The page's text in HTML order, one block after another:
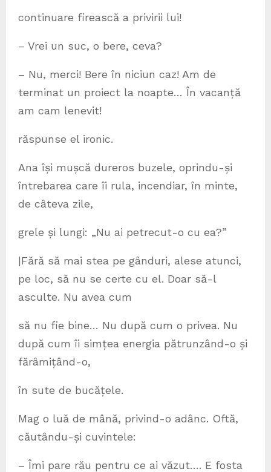
continuare firească a privirii lui!
– Vrei un suc, o bere, ceva?
– Nu, merci! Bere în niciun caz! Am de
terminat un proiect la noapte… În vacanță
am cam lenevit!
răspunse el ironic.
Ana își mușcă dureros buzele, oprindu-și
întrebarea care îi rula, incendiar, în minte,
de câteva zile,
grele și lungi: „Nu ai petrecut-o cu ea?”
|Fără să mai stea pe gânduri, alese atunci,
pe loc, să nu se certe cu el. Doar să-l
asculte. Nu avea cum
să nu fie bine… Nu după cum o privea. Nu
după cum îi simțea energia pătrunzând-o și
fărâmițând-o,
în sute de bucățele.
Mag o luă de mână, privind-o adânc. Oftă,
căutându-și cuvintele:
– Îmi pare rău pentru ce ai văzut…. E fosta